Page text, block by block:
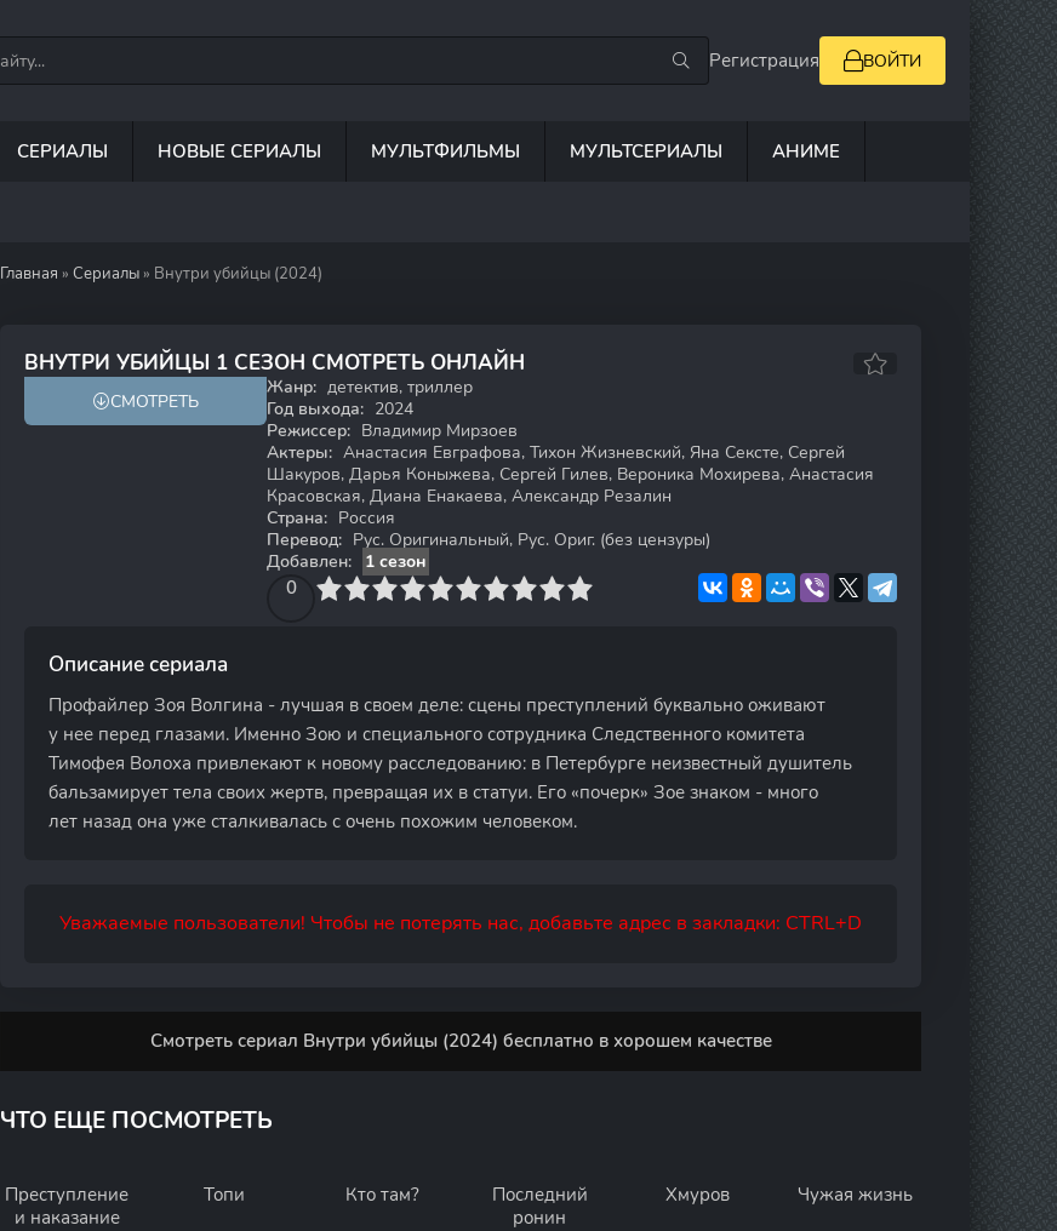
Регистрация ВОЙТИ
СЕРИАЛЫ НОВЫЕ СЕРИАЛЫ МУЛЬТФИЛЬМЫ МУЛЬТСЕРИАЛЫ АНИМЕ
Главная » Сериалы » Внутри убийцы (2024)
ВНУТРИ УБИЙЦЫ 1 СЕЗОН СМОТРЕТЬ ОНЛАЙН
7.3
СМОТРЕТЬ
Жанр: детектив, триллер
Год выхода: 2024
Режиссер: Владимир Мирзоев
Актеры: Анастасия Евграфова, Тихон Жизневский, Яна Сексте, Сергей
Шакуров, Дарья Коныжева, Сергей Гилев, Вероника Мохирева, Анастасия
Красовская, Диана Енакаева, Александр Резалин
Страна: Россия
Перевод: Рус. Оригинальный, Рус. Ориг. (без цензуры)
Добавлен:
1 сезон
0
4 6 7 8 9 10
Описание сериала
Профайлер Зоя Волгина - лучшая в своем деле: сцены преступлений буквально оживают
у нее перед глазами. Именно Зою и специального сотрудника Следственного комитета
Тимофея Волоха привлекают к новому расследованию: в Петербурге неизвестный душитель
бальзамирует тела своих жертв, превращая их в статуи. Его «почерк» Зое знаком - много
лет назад она уже сталкивалась с очень похожим человеком.
Уважаемые пользователи! Чтобы не потерять нас, добавьте адрес в закладки: CTRL+D
Смотреть сериал Внутри убийцы (2024) бесплатно в хорошем качестве
ЧТО ЕЩЕ ПОСМОТРЕТЬ
Преступление
и наказание
Топи Кто там?
Последний
ронин
Хмуров Чужая жизнь